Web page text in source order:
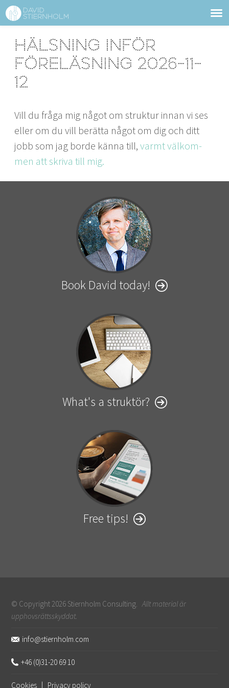
Sidhuvud
Navigering SERVICES
VIDEO
CONTACT
Hälsning inför
föreläsning 2026-11-
12
Vill du frå­ga mig något om struk­tur innan vi ses
eller om du vill berät­ta något om dig och ditt
jobb som jag bor­de kän­na till, varmt välkom­
men att skri­va till mig.
Book David today!
What's a struktör?
Free tips!
© Copyright 2026 Stiernholm Consulting.Allt material är
upphovsrättsskyddat.
info@stiernholm.com
+46 (0)31-20 69 10
Cookies | Privacy policy